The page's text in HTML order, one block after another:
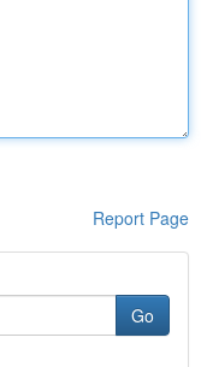
Report Page
Go